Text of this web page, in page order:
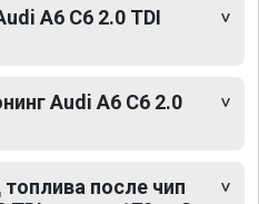
A6 C6 2.0 TDI
Audi A6 C6 2.0
после чип